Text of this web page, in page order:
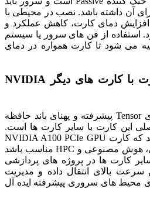
آن داشته باشد. نصب در محیطی با
افزایش دمای کارت، کاهش عملکرد و
استفاده از فن های سرور یا سیستم
می شود تا کارت همواره در دمای
5. تفاوت اصلی این کارت با کارت های دیگر NVIDIA
توان پردازشی بالا، هسته های Tensor پیشرفته و پهنای باند حافظه
این کارت با سایر کارت ها است.
این ویژگی ها باعث می شوند که کارت NVIDIA A100 PCIe GPU
برای محاسبات سنگین علمی، هوش مصنوعی و HPC مناسب باشد
کارت ها در پروژه های پردازشی
سرعت بالای انتقال داده و مدیریت
محیط های سروری پیشرفته ایده آل